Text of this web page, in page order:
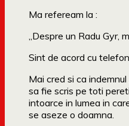
Ma refeream la :
„Despre un Radu Gyr,
Sint de acord cu
Mai cred si ca
sa fie scris pe toti
intoarce in lumea in
se aseze o doamna.